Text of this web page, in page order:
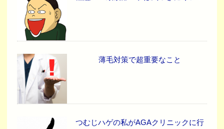
薄毛対策で超重要なこと
つむじハゲの私がAGAクリニックに行